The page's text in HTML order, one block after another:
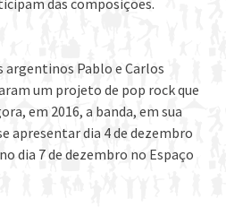
das composições.
argentinos Pablo e Carlos
um projeto de pop rock que
em 2016, a banda, em sua
apresentar dia 4 de dezembro
dia 7 de dezembro no Espaço